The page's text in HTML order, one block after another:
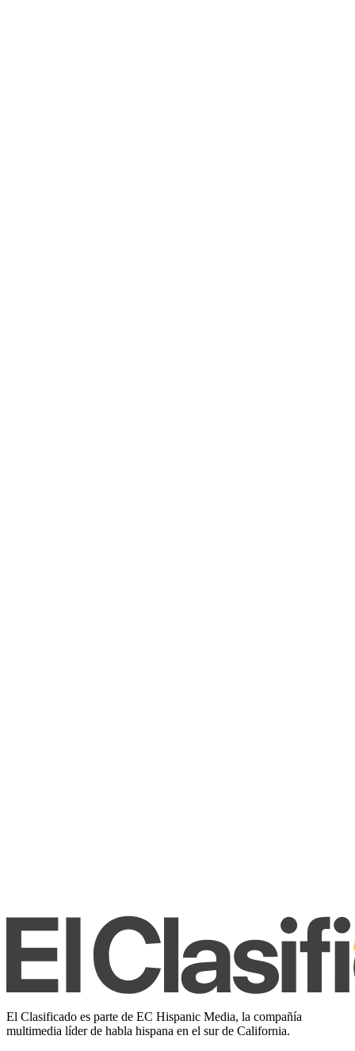
El Clasificado es parte de EC Hispanic Media, la compañía
multimedia líder de habla hispana en el sur de California.